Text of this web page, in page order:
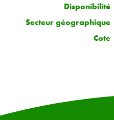
Disponibilité
Secteur géographique
Cote